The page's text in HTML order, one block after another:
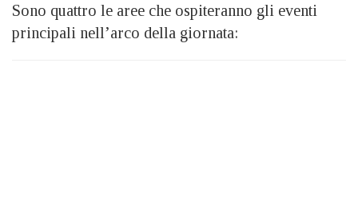
Sono quattro le aree che ospiteranno gli eventi
principali nell’arco della giornata: